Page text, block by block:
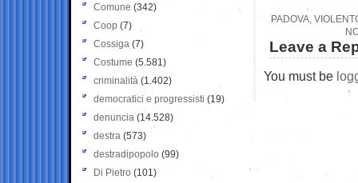
PADOVA,
Leave a
You must be
Comune (342)
Coop (7)
Cossiga (7)
Costume (5.581)
criminalità (1.402)
democratici e progressisti (19)
denuncia (14.528)
destra (573)
destradipopolo (99)
Di Pietro (101)